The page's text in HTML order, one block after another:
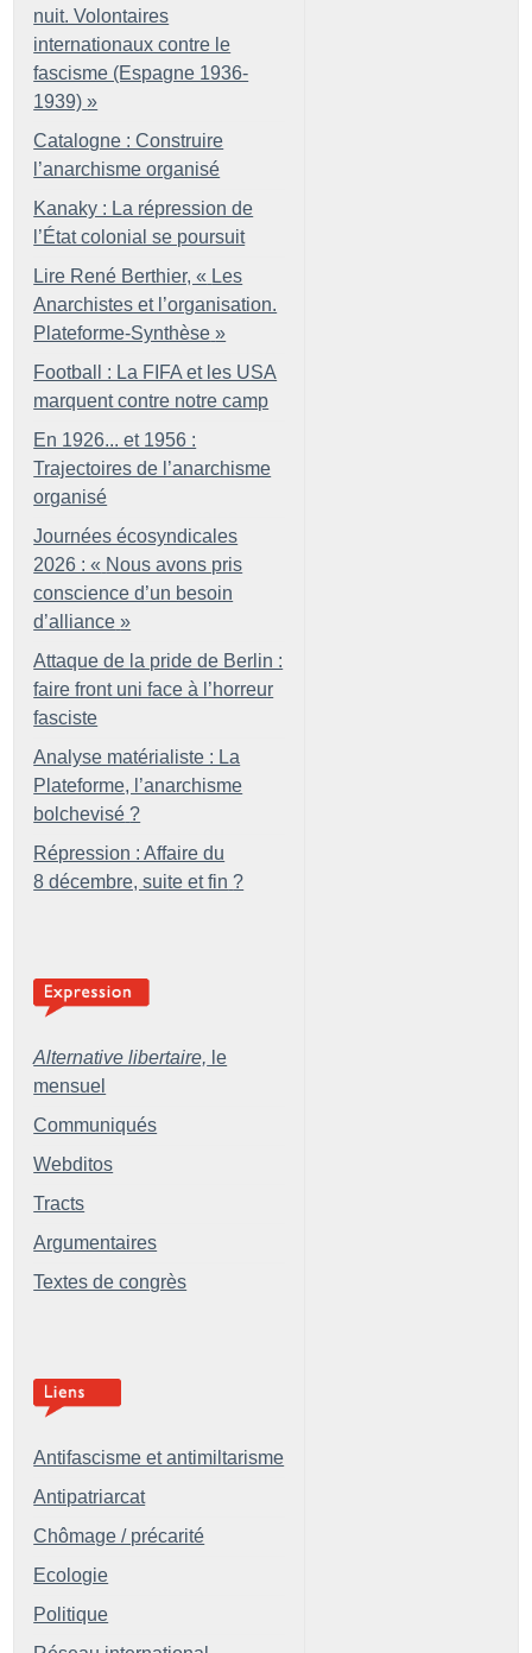
nuit. Volontaires
internationaux contre le
fascisme (Espagne 1936-
1939) »
Catalogne : Construire
l’anarchisme organisé
Kanaky : La répression de
l’État colonial se poursuit
Lire René Berthier, « Les
Anarchistes et l’organisation.
Plateforme-Synthèse »
Football : La FIFA et les USA
marquent contre notre camp
En 1926... et 1956 :
Trajectoires de l’anarchisme
organisé
Journées écosyndicales
2026 : « Nous avons pris
conscience d’un besoin
d’alliance »
Attaque de la pride de Berlin :
faire front uni face à l’horreur
fasciste
Analyse matérialiste : La
Plateforme, l’anarchisme
bolchevisé ?
Répression : Affaire du
8 décembre, suite et fin ?
Alternative libertaire, le
mensuel
Communiqués
Webditos
Tracts
Argumentaires
Textes de congrès
Antifascisme et antimiltarisme
Antipatriarcat
Chômage / précarité
Ecologie
Politique